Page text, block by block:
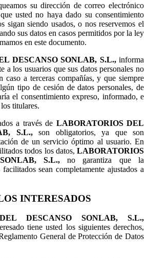
su dirección de correo electrónico
usted no haya dado su consentimiento
sigan siendo usados, o nos reservemos el
sus datos en casos permitidos por la ley
en este documento.
DESCANSO SONLAB, S.L.,informa
a los usuarios que sus datos personales no
caso a terceras compañías, y que siempre
tipo de cesión de datos personales, de
el consentimiento expreso, informado, e
titulares.
a través de LABORATORIOS DEL
S.L.,son obligatorios, ya que son
de un servicio óptimo al usuario. En
todos los datos, LABORATORIOS
S.L.,no garantiza que la
sean completamente ajustados a
INTERESADOS
DESCANSO SONLAB, S.L.,
tiene usted los siguientes derechos,
General de Protección de Datos